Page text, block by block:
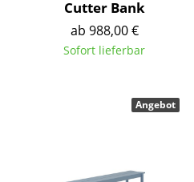
Cutter Bank
ab 988,00 €
Sofort lieferbar
Angebot